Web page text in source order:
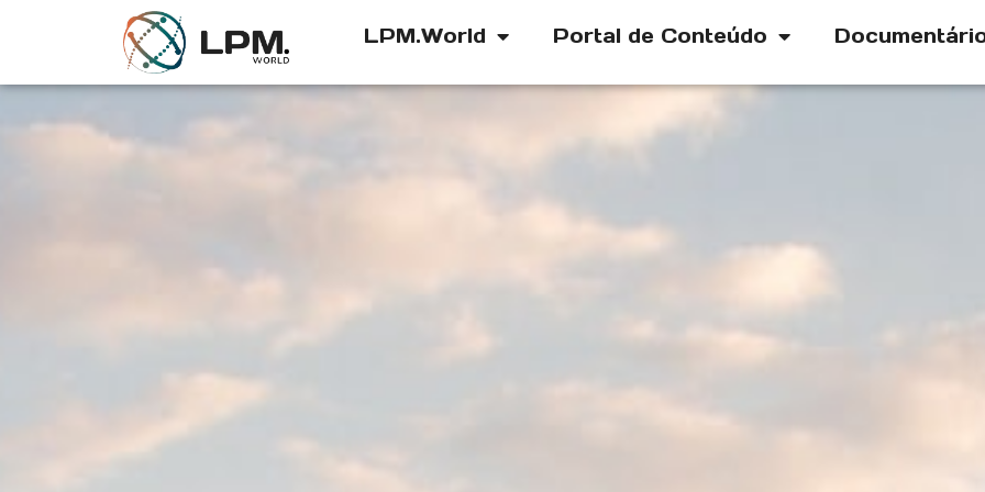
LPM.World Portal de Conteúdo